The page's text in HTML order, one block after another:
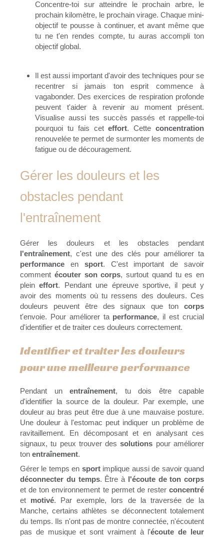
Concentre-toi sur atteindre le prochain arbre, le
prochain kilomètre, le prochain virage. Chaque mini-
objectif te pousse à continuer, et avant même que
tu ne t'en rendes compte, tu auras accompli ton
objectif global.
Il est aussi important d'avoir des techniques pour se
recentrer si jamais ton esprit commence à
vagabonder. Des exercices de respiration profonde
peuvent t'aider à revenir au moment présent.
Visualise aussi tes succès passés et rappelle-toi
pourquoi tu fais ceteffort. Cetteconcentration
renouvelée te permet de surmonter les moments de
fatigue ou de découragement.
Gérer les douleurs et les
obstacles pendant
l'entraînement
Gérer les douleurs et les obstacles pendant
l'entraînement, c'est une des clés pour améliorer ta
performance en sport. C'est important de savoir
comment écouter son corps, surtout quand tu es en
pleineffort. Pendant une épreuve sportive, il peut y
avoir des moments où tu ressens des douleurs. Ces
douleurs peuvent être des signaux que ton corps
t'envoie. Pour améliorer ta performance, il est crucial
d'identifier et de traiter ces douleurs correctement.
Identifier et traiter les douleurs
pour une meilleure performance
Pendant un entraînement, tu dois être capable
d'identifier la source de la douleur. Par exemple, une
douleur au bras peut être due à une mauvaise posture.
Une douleur à l'estomac peut indiquer un problème de
ravitaillement. En décomposant et en analysant ces
signaux, tu peux trouver dessolutions pour améliorer
ton entraînement.
Gérer le temps en sport implique aussi de savoir quand
déconnecter du temps. Être à l'écoute de ton corps
et de ton environnement te permet de rester concentré
et motivé. Par exemple, lors de la traversée de la
Manche, certains athlètes se déconnectent totalement
du temps. Ils n'ont pas de montre connectée, n'écoutent
pas de musique et sont vraiment à l'écoute de leur